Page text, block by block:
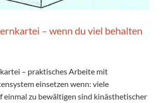
– wenn du viel behalten
– praktisches Arbeite mit
einsetzen wenn: viele
einmal zu bewältigen sind kinästhetischer